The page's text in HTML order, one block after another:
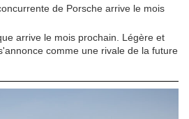
de Porsche arrive le mois
arrive le mois prochain. Légère et
comme une rivale de la future